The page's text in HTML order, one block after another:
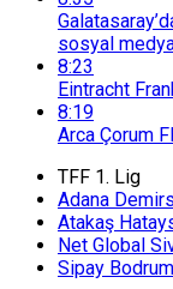
sosyal medya
8:23
Eintracht
8:19
Arca Çorum
TFF 1. Lig
Adana
Atakaş
Net Global
Sipay